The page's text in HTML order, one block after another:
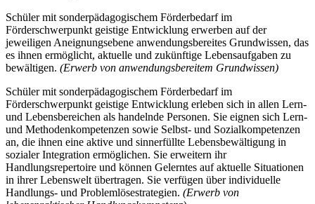
Schüler mit sonderpädagogischem Förderbedarf im
Förderschwerpunkt geistige Entwicklung erwerben auf der
jeweiligen Aneignungsebene anwendungsbereites Grundwissen, das
es ihnen ermöglicht, aktuelle und zukünftige Lebensaufgaben zu
bewältigen. (Erwerb von anwendungsbereitem Grundwissen)
Schüler mit sonderpädagogischem Förderbedarf im
Förderschwerpunkt geistige Entwicklung erleben sich in allen Lern-
und Lebensbereichen als handelnde Personen. Sie eignen sich Lern-
und Methodenkompetenzen sowie Selbst- und Sozialkompetenzen
an, die ihnen eine aktive und sinnerfüllte Lebensbewältigung in
sozialer Integration ermöglichen. Sie erweitern ihr
Handlungsrepertoire und können Gelerntes auf aktuelle Situationen
in ihrer Lebenswelt übertragen. Sie verfügen über individuelle
Handlungs- und Problemlösestrategien. (Erwerb von